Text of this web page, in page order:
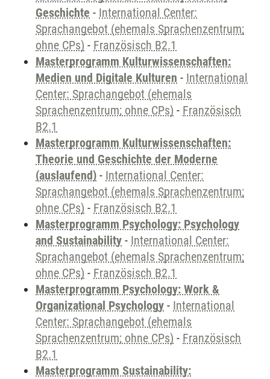
Geschichte - International Center:
Sprachangebot (ehemals Sprachenzentrum;
ohne CPs) - Französisch B2.1
Masterprogramm Kulturwissenschaften:
Medien und Digitale Kulturen - International
Center: Sprachangebot (ehemals
Sprachenzentrum; ohne CPs) - Französisch
B2.1
Masterprogramm Kulturwissenschaften:
Theorie und Geschichte der Moderne
(auslaufend) - International Center:
Sprachangebot (ehemals Sprachenzentrum;
ohne CPs) - Französisch B2.1
Masterprogramm Psychology: Psychology
and Sustainability - International Center:
Sprachangebot (ehemals Sprachenzentrum;
ohne CPs) - Französisch B2.1
Masterprogramm Psychology: Work &
Organizational Psychology - International
Center: Sprachangebot (ehemals
Sprachenzentrum; ohne CPs) - Französisch
B2.1
Masterprogramm Sustainability: